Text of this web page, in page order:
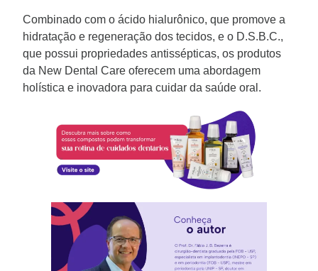
Combinado com o ácido hialurônico, que promove a
hidratação e regeneração dos tecidos, e o D.S.B.C.,
que possui propriedades antissépticas, os produtos
da New Dental Care oferecem uma abordagem
holística e inovadora para cuidar da saúde oral.